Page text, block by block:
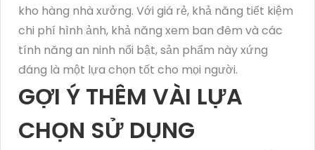
kho hàng nhà xưởng. Với giá rẻ, khả năng tiết kiệm
chi phí hình ảnh, khả năng xem ban đêm và các
tính năng an ninh nổi bật, sản phẩm này xứng
đáng là một lựa chọn tốt cho mọi người.
GỢI Ý THÊM VÀI LỰA
CHỌN SỬ DỤNG